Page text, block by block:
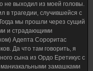
не выходил из моей головы.
в трагедии, случившейся с
мы прошли через сущий
и страдающими
Адепта Сороритас
Да что там говорить, я
сына из Ордо Еретикус с
замашками